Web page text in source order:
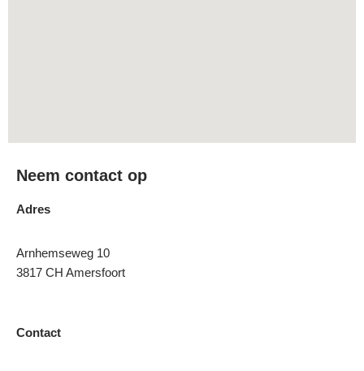
Neem contact op
Adres
Arnhemseweg 10
3817 CH Amersfoort
Contact